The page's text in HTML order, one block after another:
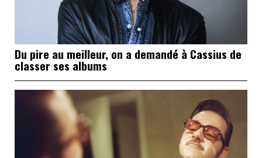
Du pire au meilleur, on a demandé à Cassius de
classer ses albums